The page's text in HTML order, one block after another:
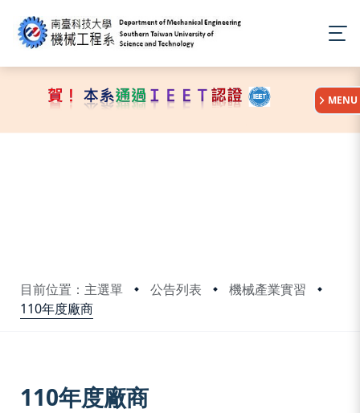
目前位置：主選單 公告列表
機械產業實習
110年度廠商
:::
MENU
110年度廠商